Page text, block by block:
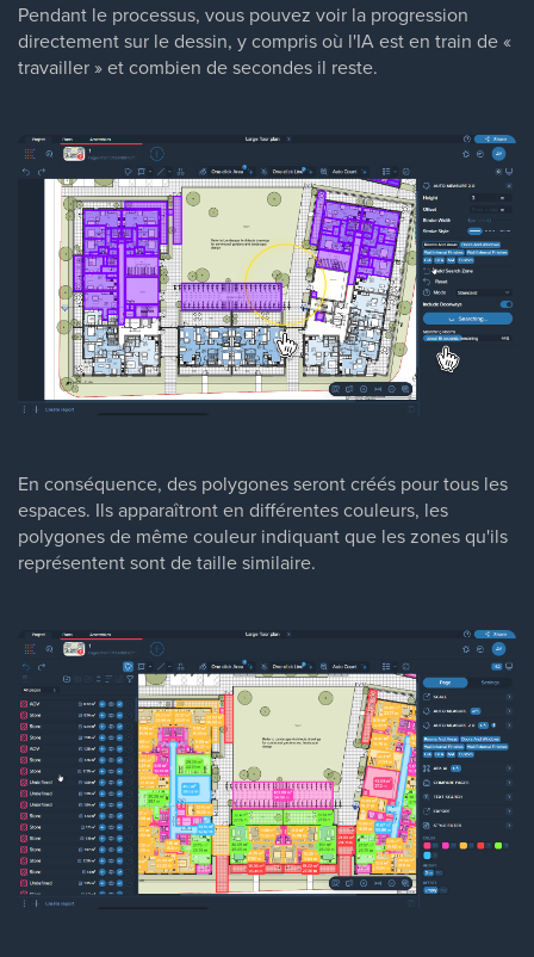
Pendant le processus, vous pouvez voir la progression
directement sur le dessin, y compris où l'IA est en train de «
travailler » et combien de secondes il reste.
En conséquence, des polygones seront créés pour tous les
espaces. Ils apparaîtront en différentes couleurs, les
polygones de même couleur indiquant que les zones qu'ils
représentent sont de taille similaire.